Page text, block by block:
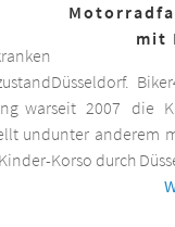
war
und
mit
Düsseldorf.
seit 2007 die
unter anderem
Korso durch